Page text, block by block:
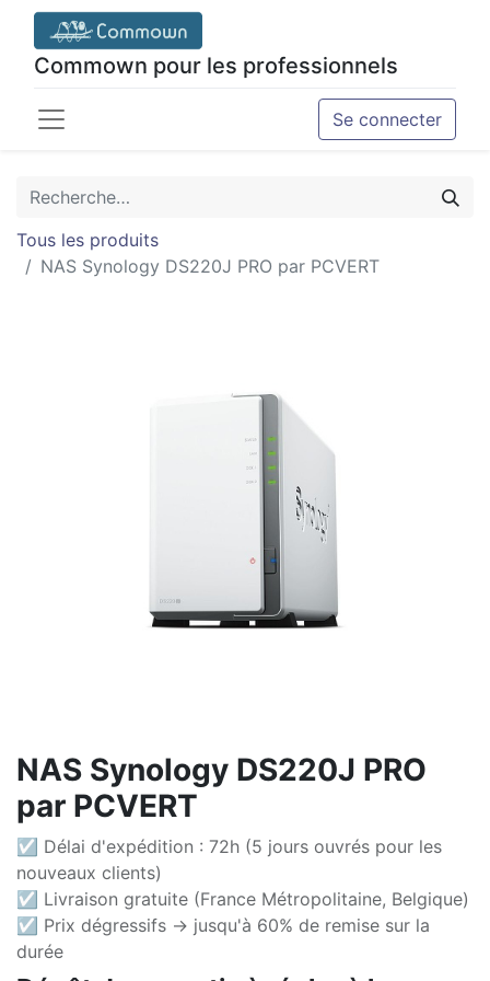
Commown pour les professionnels
Se connecter
Tous les produits
NAS Synology DS220J PRO par PCVERT
NAS Synology DS220J PRO
par PCVERT
☑ Délai d'expédition : 72h (5 jours ouvrés pour les
nouveaux clients)
☑ Livraison gratuite (France Métropolitaine, Belgique)
☑ Prix dégressifs -> jusqu'à 60% de remise sur la
durée